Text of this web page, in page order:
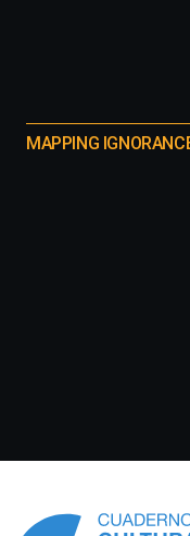
MAPPING